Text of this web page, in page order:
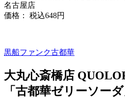
名古屋店
価格： 税込648円
黒船ファンク古都華
大丸心斎橋店
「古都華ゼリーソー